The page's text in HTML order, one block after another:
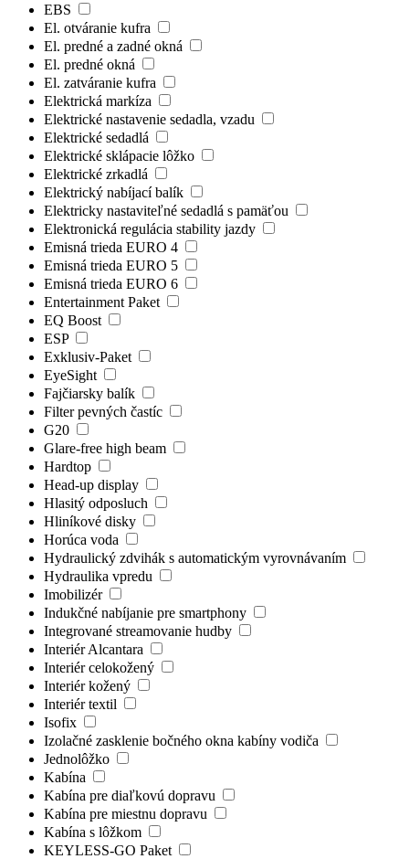
EBS
El. otváranie kufra
El. predné a zadné okná
El. predné okná
El. zatváranie kufra
Elektrická markíza
Elektrické nastavenie sedadla, vzadu
Elektrické sedadlá
Elektrické sklápacie lôžko
Elektrické zrkadlá
Elektrický nabíjací balík
Elektricky nastaviteľné sedadlá s pamäťou
Elektronická regulácia stability jazdy
Emisná trieda EURO 4
Emisná trieda EURO 5
Emisná trieda EURO 6
Entertainment Paket
EQ Boost
ESP
Exklusiv-Paket
EyeSight
Fajčiarsky balík
Filter pevných častíc
G20
Glare-free high beam
Hardtop
Head-up display
Hlasitý odposluch
Hliníkové disky
Horúca voda
Hydraulický zdvihák s automatickým vyrovnávaním
Hydraulika vpredu
Imobilizér
Indukčné nabíjanie pre smartphony
Integrované streamovanie hudby
Interiér Alcantara
Interiér celokožený
Interiér kožený
Interiér textil
Isofix
Izolačné zasklenie bočného okna kabíny vodiča
Jednolôžko
Kabína
Kabína pre diaľkovú dopravu
Kabína pre miestnu dopravu
Kabína s lôžkom
KEYLESS-GO Paket